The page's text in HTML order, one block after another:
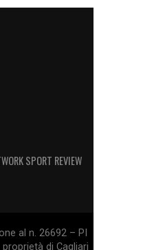
SPORT REVIEW
al n. 26692 – PI
di Cagliari